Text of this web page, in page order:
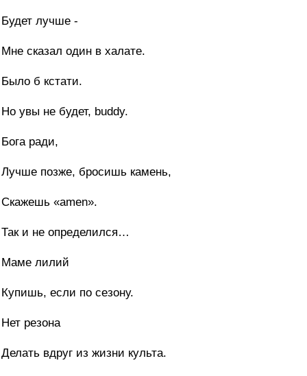
Будет лучше -
Мне сказал один в халате.
Было б кстати.
Но увы не будет, buddy.
Бога ради,
Лучше позже, бросишь камень,
Скажешь «amen».
Так и не определился…
Маме лилий
Купишь, если по сезону.
Нет резона
Делать вдруг из жизни культа.